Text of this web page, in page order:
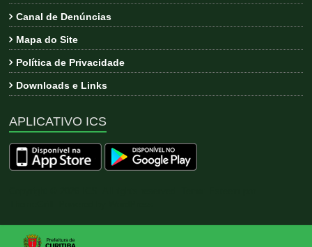
Canal de Denúncias
Mapa do Site
Política de Privacidade
Downloads e Links
APLICATIVO ICS